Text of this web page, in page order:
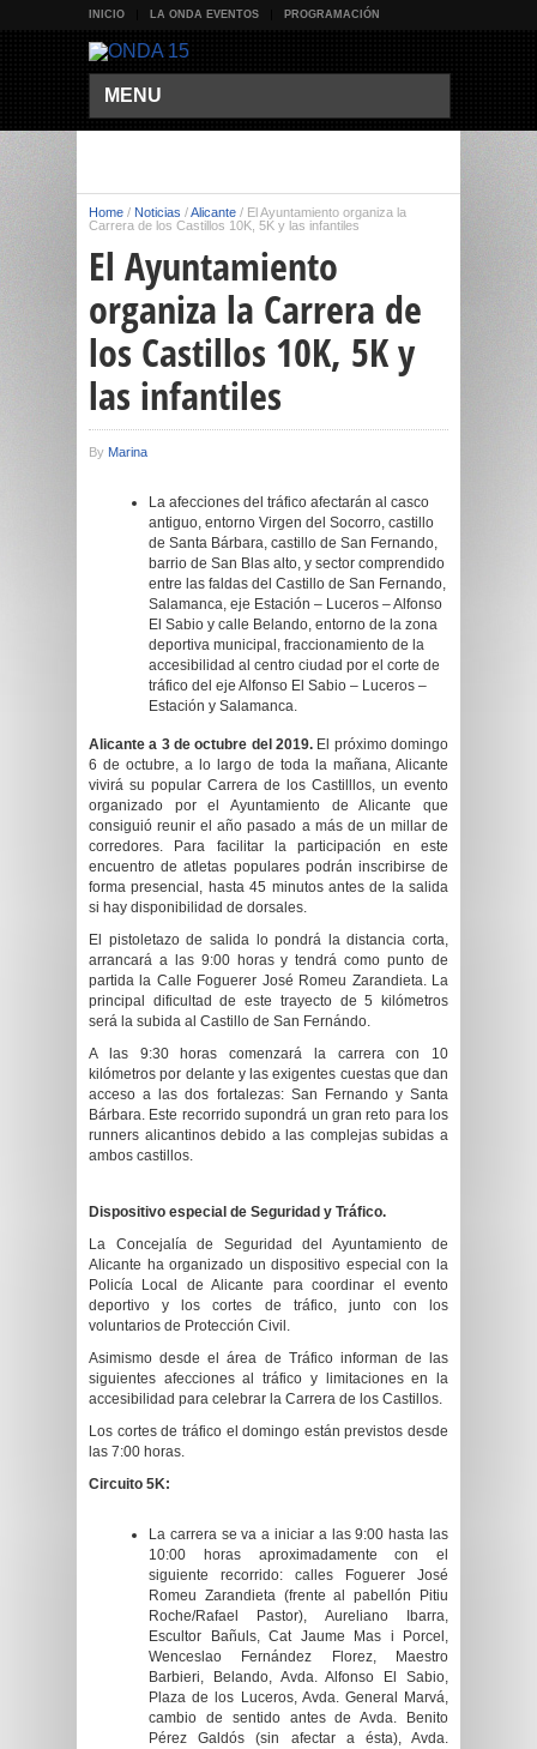
INICIO LA ONDA EVENTOS PROGRAMACIÓN
MENU
Home / Noticias /Alicante / El Ayuntamiento organiza la
Carrera de los Castillos 10K, 5K y las infantiles
El Ayuntamiento
organiza la Carrera de
los Castillos 10K, 5K y
las infantiles
By Marina
La afecciones del tráfico afectarán al casco
antiguo, entorno Virgen del Socorro, castillo
de Santa Bárbara, castillo de San Fernando,
barrio de San Blas alto, y sector comprendido
entre las faldas del Castillo de San Fernando,
Salamanca, eje Estación – Luceros – Alfonso
El Sabio y calle Belando, entorno de la zona
deportiva municipal, fraccionamiento de la
accesibilidad al centro ciudad por el corte de
tráfico del eje Alfonso El Sabio – Luceros –
Estación y Salamanca.
Alicante a 3 de octubre del 2019. El próximo domingo
6 de octubre, a lo largo de toda la mañana, Alicante
vivirá su popular Carrera de los Castilllos, un evento
organizado por el Ayuntamiento de Alicante que
consiguió reunir el año pasado a más de un millar de
corredores. Para facilitar la participación en este
encuentro de atletas populares podrán inscribirse de
forma presencial, hasta 45 minutos antes de la salida
si hay disponibilidad de dorsales.
El pistoletazo de salida lo pondrá la distancia corta,
arrancará a las 9:00 horas y tendrá como punto de
partida la Calle Foguerer José Romeu Zarandieta. La
principal dificultad de este trayecto de 5 kilómetros
será la subida al Castillo de San Fernándo.
A las 9:30 horas comenzará la carrera con 10
kilómetros por delante y las exigentes cuestas que dan
acceso a las dos fortalezas: San Fernando y Santa
Bárbara. Este recorrido supondrá un gran reto para los
runners alicantinos debido a las complejas subidas a
ambos castillos.
Dispositivo especial de Seguridad y Tráfico.
La Concejalía de Seguridad del Ayuntamiento de
Alicante ha organizado un dispositivo especial con la
Policía Local de Alicante para coordinar el evento
deportivo y los cortes de tráfico, junto con los
voluntarios de Protección Civil.
Asimismo desde el área de Tráfico informan de las
siguientes afecciones al tráfico y limitaciones en la
accesibilidad para celebrar la Carrera de los Castillos.
Los cortes de tráfico el domingo están previstos desde
las 7:00 horas.
Circuito 5K:
La carrera se va a iniciar a las 9:00 hasta las
10:00 horas aproximadamente con el
siguiente recorrido: calles Foguerer José
Romeu Zarandieta (frente al pabellón Pitiu
Roche/Rafael Pastor), Aureliano Ibarra,
Escultor Bañuls, Cat Jaume Mas i Porcel,
Wenceslao Fernández Florez, Maestro
Barbieri, Belando, Avda. Alfonso El Sabio,
Plaza de los Luceros, Avda. General Marvá,
cambio de sentido antes de Avda. Benito
Pérez Galdós (sin afectar a ésta), Avda.